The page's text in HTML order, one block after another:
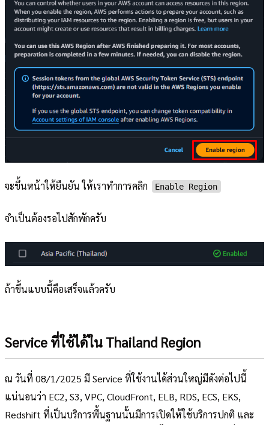
จะขึ้นหน้าให้ยืนยัน ให้เราทำการคลิก Enable Region
จำเป็นต้องรอไปสักพักครับ
ถ้าขึ้นแบบนี้คือเสร็จแล้วครับ
Service ที่ใช้ได้ใน Thailand Region
ณ วันที่ 08/1/2025 มี Service ที่ใช้งานได้ส่วนใหญ่มีดังต่อไปนี้
แน่นอนว่า EC2, S3, VPC, CloudFront, ELB, RDS, ECS, EKS,
Redshift ที่เป็นบริการพื้นฐานนั้นมีการเปิดให้ใช้บริการปกติ และ